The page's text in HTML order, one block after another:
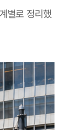
별로 정리했